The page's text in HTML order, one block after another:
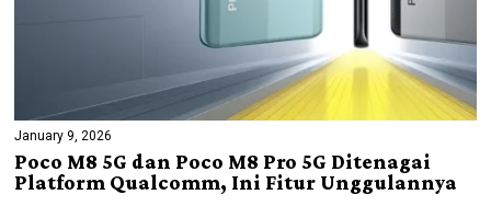
January 9, 2026
Poco M8 5G dan Poco M8 Pro 5G Ditenagai
Platform Qualcomm, Ini Fitur Unggulannya